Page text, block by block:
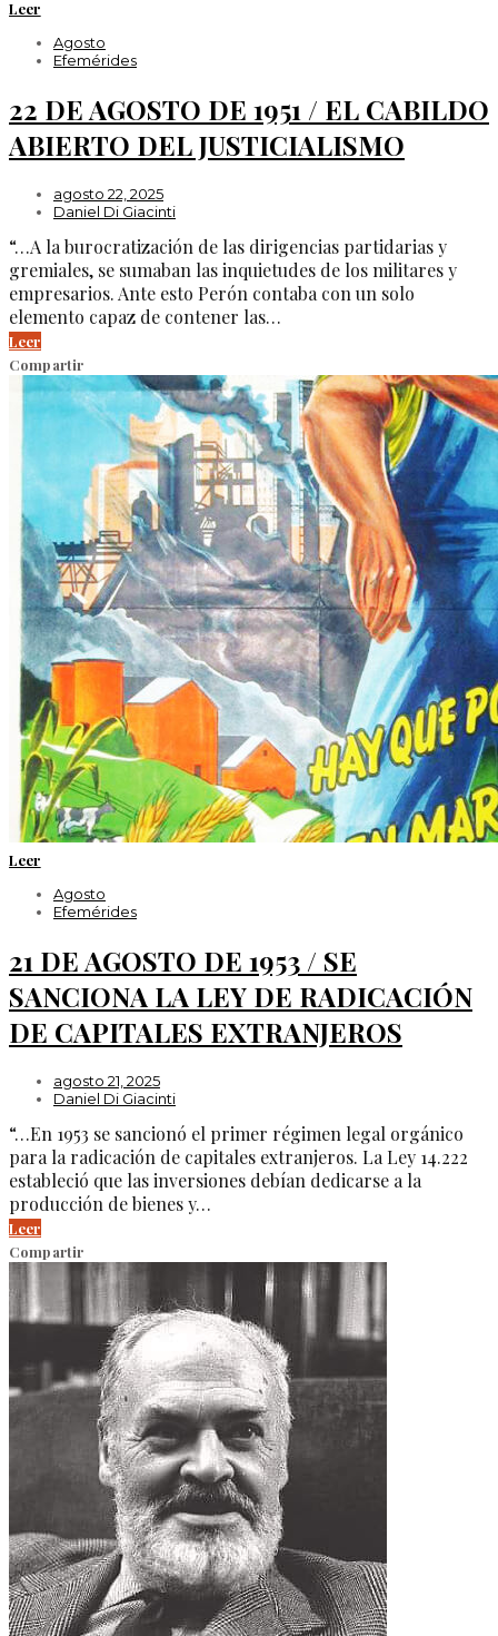
Leer
Agosto
Efemérides
22 DE AGOSTO DE 1951 / EL CABILDO
ABIERTO DEL JUSTICIALISMO
agosto 22, 2025
Daniel Di Giacinti
“…A la burocratización de las dirigencias partidarias y
gremiales, se sumaban las inquietudes de los militares y
empresarios. Ante esto Perón contaba con un solo
elemento capaz de contener las…
Leer
Compartir
Leer
Agosto
Efemérides
21 DE AGOSTO DE 1953 / SE
SANCIONA LA LEY DE RADICACIÓN
DE CAPITALES EXTRANJEROS
agosto 21, 2025
Daniel Di Giacinti
“…En 1953 se sancionó el primer régimen legal orgánico
para la radicación de capitales extranjeros. La Ley 14.222
estableció que las inversiones debían dedicarse a la
producción de bienes y…
Leer
Compartir